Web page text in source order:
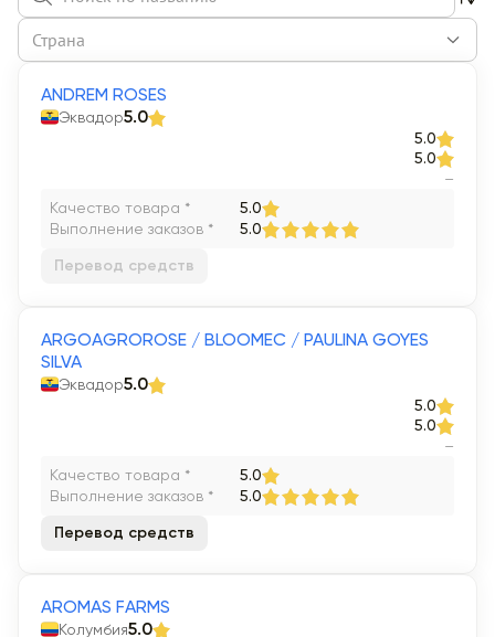
Страна
ANDREM ROSES
Эквадор5.0
5.0
5.0
–
Качество товара *
5.0
Выполнение заказов * 5.0
Перевод средств
ARGOAGROROSE / BLOOMEC / PAULINA GOYES
SILVA
Эквадор5.0
5.0
5.0
–
Качество товара *
5.0
Выполнение заказов * 5.0
Перевод средств
AROMAS FARMS
Колумбия5.0